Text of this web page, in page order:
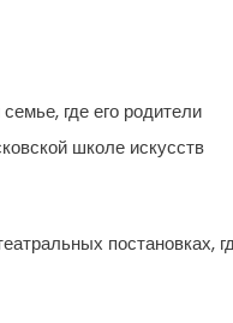
где его родители
школе искусств
постановках,